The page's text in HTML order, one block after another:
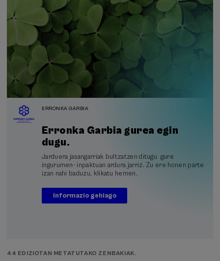
ERRONKA GARBIA
Erronka Garbia gurea egin
dugu.
Jarduera jasangarriak bultzatzen ditugu gure
ingurumen- inpaktuan ardura jarriz. Zu ere honen parte
izan nahi baduzu, klikatu hemen.
Informazio gehiago
44 EDIZIOTAN METATUTAKO ZENBAKIAK.